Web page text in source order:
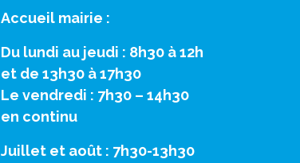
Accueil mairie :
Du lundi au jeudi : 8h30 à 12h
et de 13h30 à 17h30
Le vendredi : 7h30 – 14h30
en continu
Juillet et août : 7h30-13h30